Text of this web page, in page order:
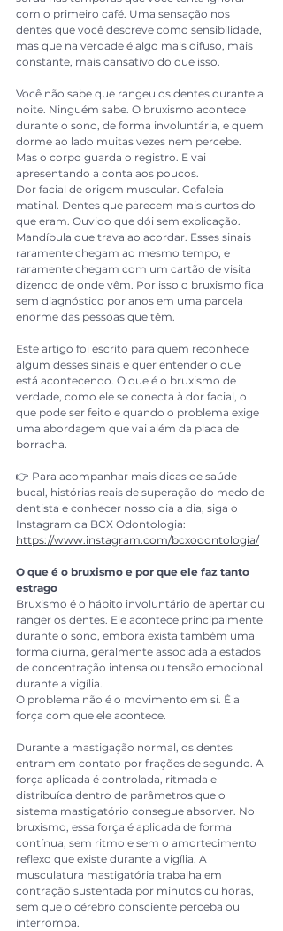
com o primeiro café. Uma sensação nos
dentes que você descreve como sensibilidade,
mas que na verdade é algo mais difuso, mais
constante, mais cansativo do que isso.
Você não sabe que rangeu os dentes durante a
noite. Ninguém sabe. O bruxismo acontece
durante o sono, de forma involuntária, e quem
dorme ao lado muitas vezes nem percebe.
Mas o corpo guarda o registro. E vai
apresentando a conta aos poucos.
Dor facial de origem muscular. Cefaleia
matinal. Dentes que parecem mais curtos do
que eram. Ouvido que dói sem explicação.
Mandíbula que trava ao acordar. Esses sinais
raramente chegam ao mesmo tempo, e
raramente chegam com um cartão de visita
dizendo de onde vêm. Por isso o bruxismo fica
sem diagnóstico por anos em uma parcela
enorme das pessoas que têm.
Este artigo foi escrito para quem reconhece
algum desses sinais e quer entender o que
está acontecendo. O que é o bruxismo de
verdade, como ele se conecta à dor facial, o
que pode ser feito e quando o problema exige
uma abordagem que vai além da placa de
borracha.
👉 Para acompanhar mais dicas de saúde
bucal, histórias reais de superação do medo de
dentista e conhecer nosso dia a dia, siga o
Instagram da BCX Odontologia:
https://www.instagram.com/bcxodontologia/
O que é o bruxismo e por que ele faz tanto
estrago
Bruxismo é o hábito involuntário de apertar ou
ranger os dentes. Ele acontece principalmente
durante o sono, embora exista também uma
forma diurna, geralmente associada a estados
de concentração intensa ou tensão emocional
durante a vigília.
O problema não é o movimento em si. É a
força com que ele acontece.
Durante a mastigação normal, os dentes
entram em contato por frações de segundo. A
força aplicada é controlada, ritmada e
distribuída dentro de parâmetros que o
sistema mastigatório consegue absorver. No
bruxismo, essa força é aplicada de forma
contínua, sem ritmo e sem o amortecimento
reflexo que existe durante a vigília. A
musculatura mastigatória trabalha em
contração sustentada por minutos ou horas,
sem que o cérebro consciente perceba ou
interrompa.